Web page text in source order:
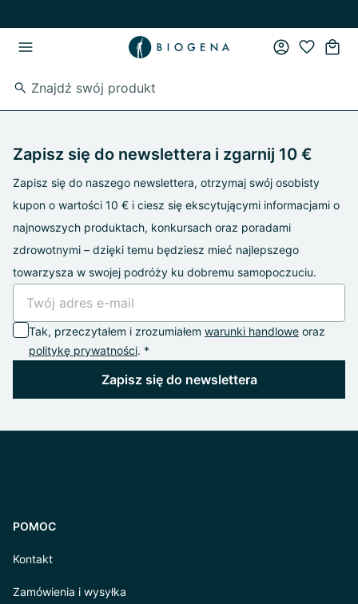
Zapisz się do newslettera i zgarnij 10 €
Zapisz się do naszego newslettera, otrzymaj swój osobisty
kupon o wartości 10 € i ciesz się ekscytującymi informacjami o
najnowszych produktach, konkursach oraz poradami
zdrowotnymi – dzięki temu będziesz mieć najlepszego
towarzysza w swojej podróży ku dobremu samopoczuciu.
Tak, przeczytałem i zrozumiałem warunki handlowe oraz
politykę prywatności. *
Zapisz się do newslettera
POMOC
Kontakt
Zamówienia i wysyłka